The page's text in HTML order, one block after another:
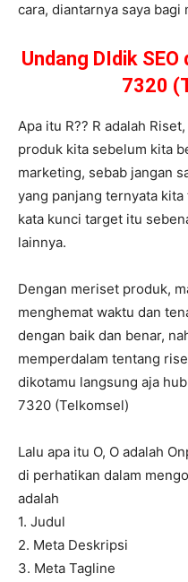
cara, diantarnya saya bagi
Undang DIdik
7320
Apa itu R?? R adalah
produk kita sebelum kita
marketing, sebab jangan
yang panjang ternyata
kata kunci target itu
lainnya.
Dengan meriset produk,
menghemat waktu dan
dengan baik dan benar,
memperdalam tentang
dikotamu langsung aja
7320 (Telkomsel)
Lalu apa itu O, O adalah
di perhatikan dalam
adalah
1. Judul
2. Meta Deskripsi
3. Meta Tagline